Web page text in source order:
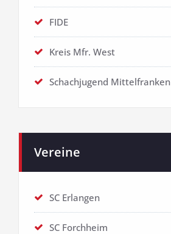
FIDE
Kreis Mfr. West
Schachjugend Mittelfranken
Vereine
SC Erlangen
SC Forchheim